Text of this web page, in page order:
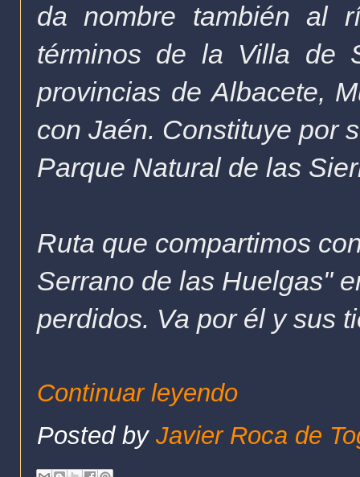
da nombre también al
términos de la Villa de
provincias de Albacete,
con Jaén. Constituye por
Parque Natural de las
Ruta que compartimos
Serrano de las Huelgas"
perdidos. Va por él y sus
Continuar leyendo
Posted by Javier Roca de